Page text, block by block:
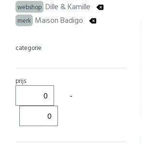
webshop Dille & Kamille
merk Maison Badigo
categorie
prijs
-